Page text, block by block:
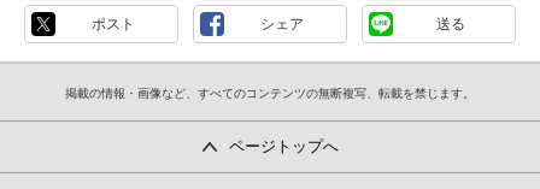
ポスト シェア 送る
掲載の情報・画像など、すべてのコンテンツの無断複写、転載を禁じます。
ページトップへ